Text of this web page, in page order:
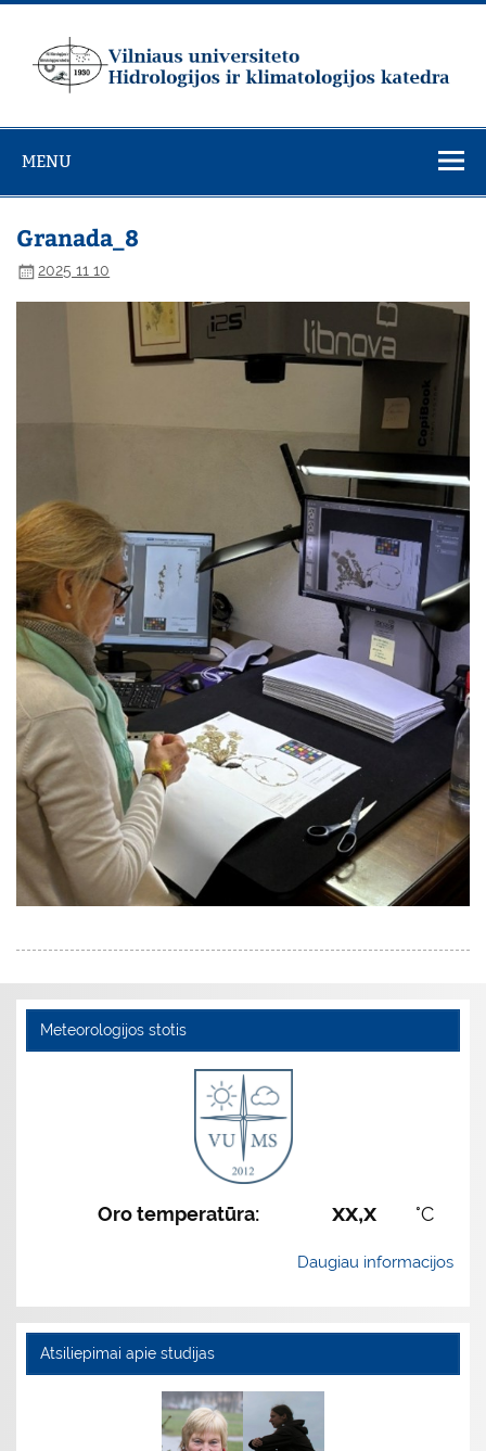
Skip
universiteto
Hidrologijos ir
klimatologijos
MENU
Granada_8
2025 11 10
Meteorologijos stotis
Oro temperatūra: xx,x °C
Daugiau informacijos
Atsiliepimai apie studijas